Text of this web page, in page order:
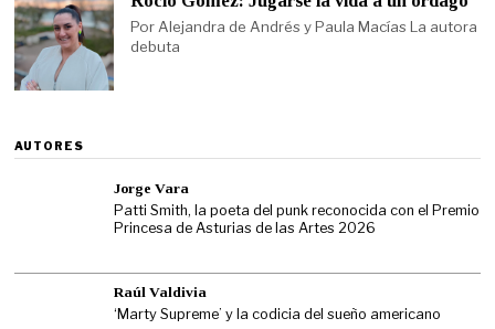
Por Alejandra de Andrés y Paula Macías La autora
debuta
AUTORES
Jorge Vara
Patti Smith, la poeta del punk reconocida con el Premio
Princesa de Asturias de las Artes 2026
Raúl Valdivia
‘Marty Supreme’ y la codicia del sueño americano